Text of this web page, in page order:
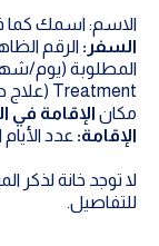
الاسم: اسمك كما
السفر: الرقم
مكان الإقامة في
الإقامة: عدد
لا توجد خانة لذكر
للتفاصيل.